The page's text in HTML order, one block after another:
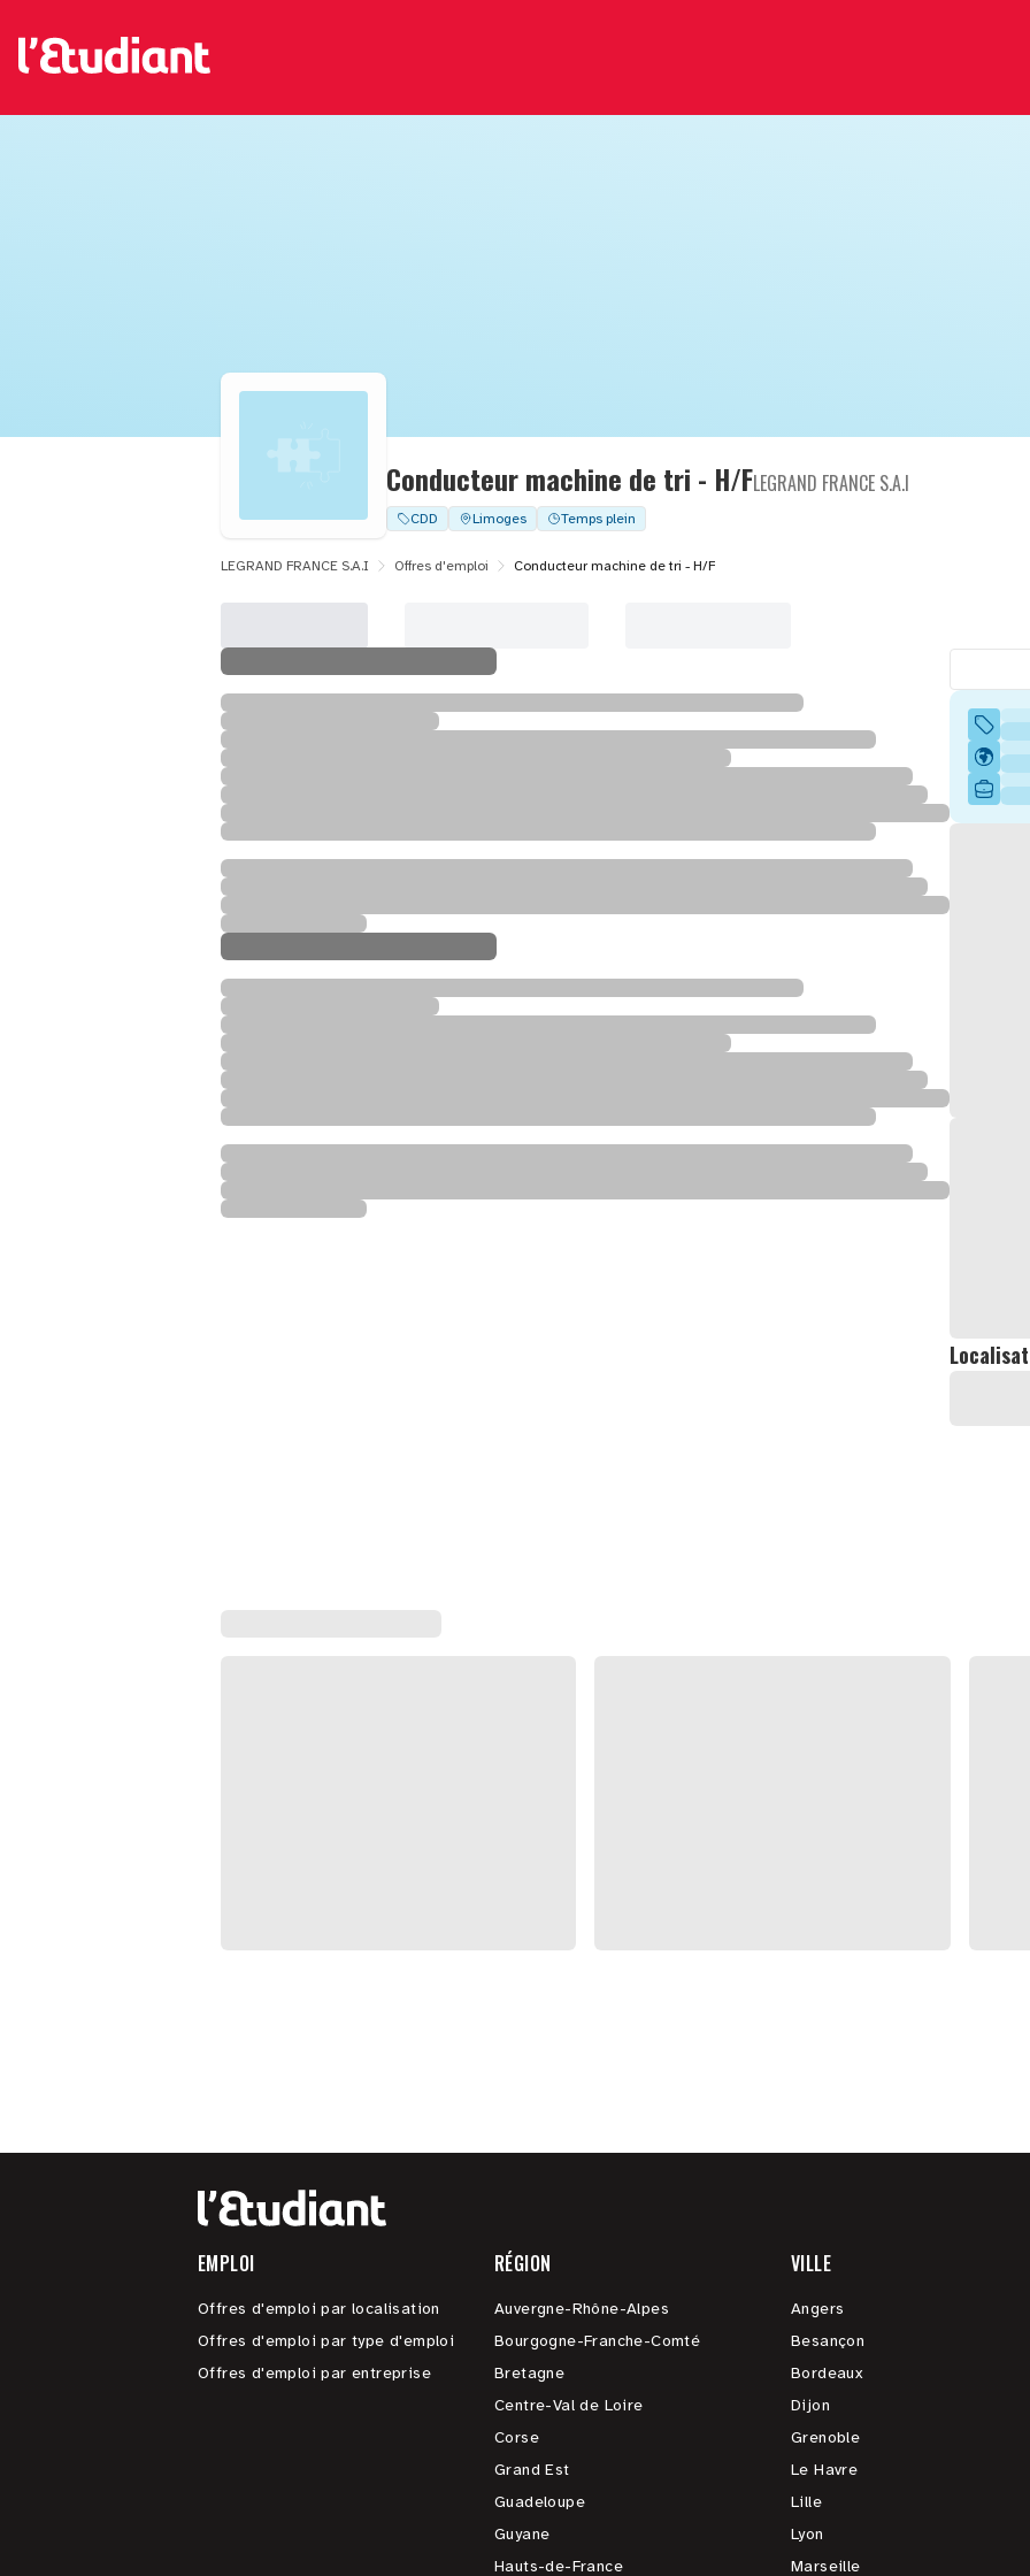
Conducteur machine de tri - H/FLEGRAND FRANCE S.A.I
CDD Limoges Temps plein
LEGRAND FRANCE S.A.I Offres d'emploi Conducteur machine de tri - H/F
EMPLOI
Offres d'emploi par localisation
Offres d'emploi par type d'emploi
Offres d'emploi par entreprise
RÉGION
Auvergne-Rhône-Alpes
Bourgogne-Franche-Comté
Bretagne
Centre-Val de Loire
Corse
Grand Est
Guadeloupe
Guyane
Hauts-de-France
VILLE
Angers
Besançon
Bordeaux
Dijon
Grenoble
Le Havre
Lille
Lyon
Marseille